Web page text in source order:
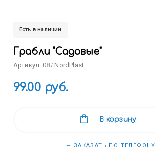
Есть в наличии
Грабли "Садовые"
Артикул: 087 NordPlast
99.00 руб.
В корзину
— ЗАКАЗАТЬ ПО ТЕЛЕФОНУ